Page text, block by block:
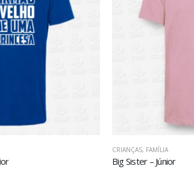
CRIANÇAS, FAMÍLIA
Big Sister – Júnior